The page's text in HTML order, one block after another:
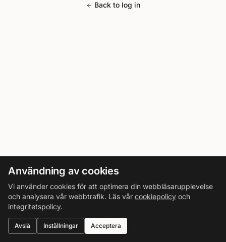
Back to log in
Användning av cookies
Vi använder cookies för att optimera din webbläsarupplevelse
och analysera vår webbtrafik. Läs vår cookiepolicy och
integritetspolicy.
Avslå Inställningar Acceptera